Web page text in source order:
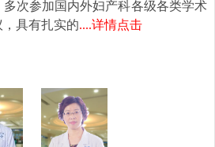
多次参加国内外妇产科各级各类学术
，具有扎实的....详情点击